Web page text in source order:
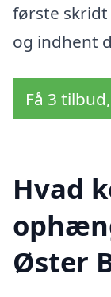
første skridt
og indhent
Få 3
Hvad
Øster